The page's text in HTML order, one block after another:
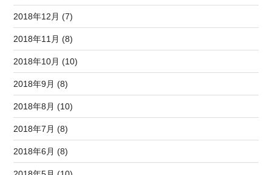
2018年12月 (7)
2018年11月 (8)
2018年10月 (10)
2018年9月 (8)
2018年8月 (10)
2018年7月 (8)
2018年6月 (8)